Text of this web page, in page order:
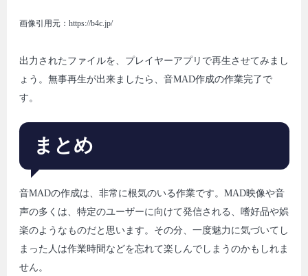
画像引用元：https://b4c.jp/
出力されたファイルを、プレイヤーアプリで再生させてみまし
ょう。無事再生が出来ましたら、音MAD作成の作業完了で
す。
まとめ
音MADの作成は、非常に根気のいる作業です。MAD映像や音
声の多くは、特定のユーザーに向けて発信される、嗜好品や娯
楽のようなものだと思います。その分、一度魅力に気づいてし
まった人は作業時間などを忘れて楽しんでしまうのかもしれま
せん。